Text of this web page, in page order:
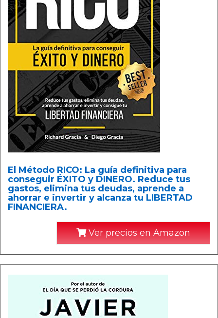
El Método RICO: La guía definitiva para
conseguir ÉXITO y DINERO. Reduce tus
gastos, elimina tus deudas, aprende a
ahorrar e invertir y alcanza tu LIBERTAD
FINANCIERA.
Ver precios en Amazon